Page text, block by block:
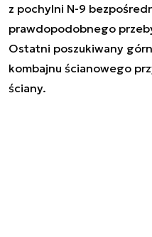
z pochylni N-9
prawdopodobnego
Ostatni poszukiwany
kombajnu ścianowego
ściany.